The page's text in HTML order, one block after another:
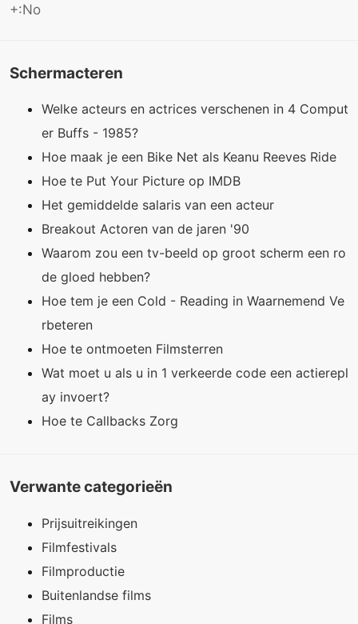
+:No
Schermacteren
Welke acteurs en actrices verschenen in 4 Comput
er Buffs - 1985?
Hoe maak je een Bike Net als Keanu Reeves Ride
Hoe te Put Your Picture op IMDB
Het gemiddelde salaris van een acteur
Breakout Actoren van de jaren '90
Waarom zou een tv-beeld op groot scherm een ​​ro
de gloed hebben?
Hoe tem je een Cold - Reading in Waarnemend Ve
rbeteren
Hoe te ontmoeten Filmsterren
Wat moet u als u in 1 verkeerde code een actierepl
ay invoert?
Hoe te Callbacks Zorg
Verwante categorieën
Prijsuitreikingen
Filmfestivals
Filmproductie
Buitenlandse films
Films